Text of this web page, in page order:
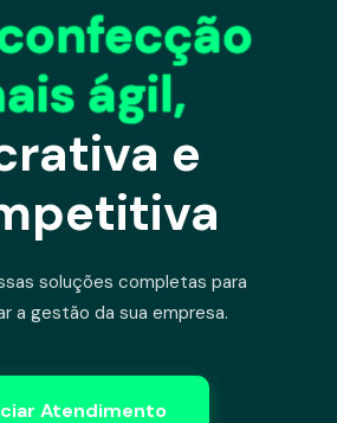
ágil,
e
soluções completas para
a gestão da sua empresa.
Atendimento